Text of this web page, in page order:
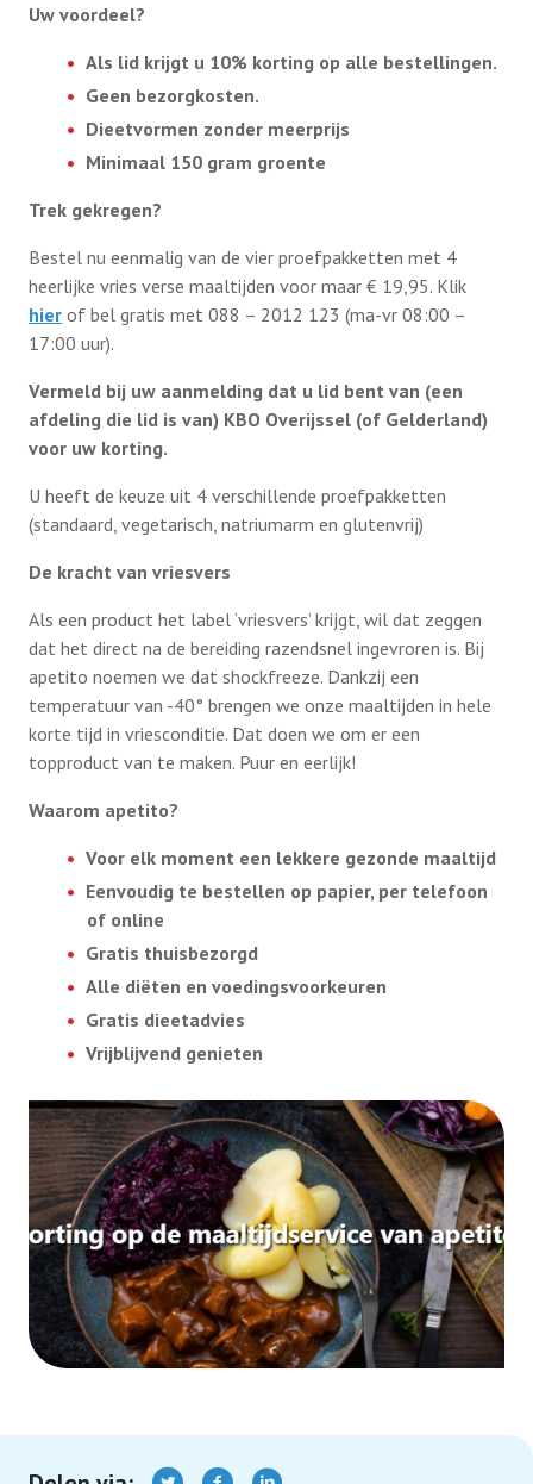
Uw voordeel?
Als lid krijgt u 10% korting op alle bestellingen.
Geen bezorgkosten.
Dieetvormen zonder meerprijs
Minimaal 150 gram groente
Trek gekregen?
Bestel nu eenmalig van de vier proefpakketten met 4
heerlijke vries verse maaltijden voor maar € 19,95. Klik
hier of bel gratis met 088 – 2012 123 (ma-vr 08:00 –
17:00 uur).
Vermeld bij uw aanmelding dat u lid bent van (een
afdeling die lid is van) KBO Overijssel (of Gelderland)
voor uw korting.
U heeft de keuze uit 4 verschillende proefpakketten
(standaard, vegetarisch, natriumarm en glutenvrij)
De kracht van vriesvers
Als een product het label ‘vriesvers’ krijgt, wil dat zeggen
dat het direct na de bereiding razendsnel ingevroren is. Bij
apetito noemen we dat shockfreeze. Dankzij een
temperatuur van -40° brengen we onze maaltijden in hele
korte tijd in vriesconditie. Dat doen we om er een
topproduct van te maken. Puur en eerlijk!
Waarom apetito?
Voor elk moment een lekkere gezonde maaltijd
Eenvoudig te bestellen op papier, per telefoon
of online
Gratis thuisbezorgd
Alle diëten en voedingsvoorkeuren
Gratis dieetadvies
Vrijblijvend genieten